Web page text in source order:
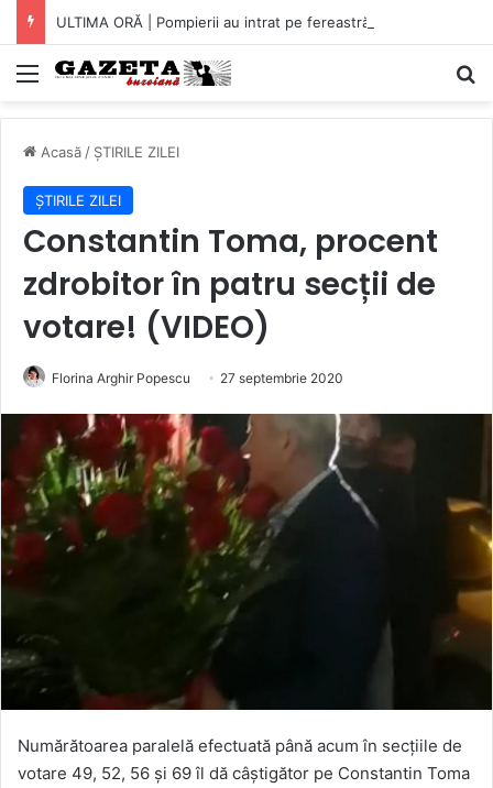
Mediu
Acasă / ȘTIRILE ZILEI
ȘTIRILE ZILEI
Constantin Toma, procent
zdrobitor în patru secții de
votare! (VIDEO)
Florina Arghir Popescu 27 septembrie 2020
Numărătoarea paralelă efectuată până acum în secțiile de
votare 49, 52, 56 și 69 îl dă câștigător pe Constantin Toma